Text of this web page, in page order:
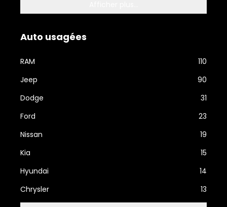
Auto usagées
RAM
110
Jeep
90
Dodge
31
Ford
23
Nissan
19
Kia
15
Hyundai
14
Chrysler
13